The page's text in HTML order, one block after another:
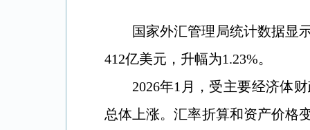
国家外汇管理局统计数据显
412亿美元，升幅为1.23%。
2026年1月，受主要经济体
总体上涨。汇率折算和资产价格